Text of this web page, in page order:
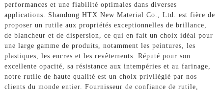
performances et une fiabilité optimales dans diverses
applications. Shandong HTX New Material Co., Ltd. est fière de
proposer un rutile aux propriétés exceptionnelles de brillance,
de blancheur et de dispersion, ce qui en fait un choix idéal pour
une large gamme de produits, notamment les peintures, les
plastiques, les encres et les revêtements. Réputé pour son
excellente opacité, sa résistance aux intempéries et au farinage,
notre rutile de haute qualité est un choix privilégié par nos
clients du monde entier. Fournisseur de confiance de rutile,